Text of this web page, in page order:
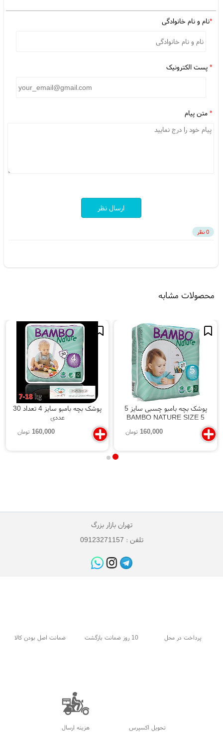
*نام و نام خانوادگی
* پست الکترونیک
* متن پیام
ارسال نظر
0 نظر
محصولات مشابه
پوشک بچه بامبو چسبی سایز 5
BAMBO NATURE SIZE 5
160,000تومان
پوشک بچه بامبو سایز 4 تعداد 30
عددی
160,000 تومان
تهران بازار بزرگ
تلفن : 09123271157